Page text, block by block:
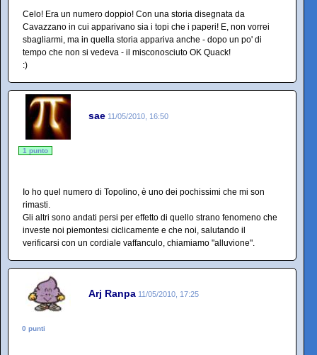
Celo! Era un numero doppio! Con una storia disegnata da
Cavazzano in cui apparivano sia i topi che i paperi! E, non vorrei
sbagliarmi, ma in quella storia appariva anche - dopo un po' di
tempo che non si vedeva - il misconosciuto OK Quack!
:)
sae 11/05/2010, 16:50
1 punto
Io ho quel numero di Topolino, è uno dei pochissimi che mi son
rimasti.
Gli altri sono andati persi per effetto di quello strano fenomeno che
investe noi piemontesi ciclicamente e che noi, salutando il
verificarsi con un cordiale vaffanculo, chiamiamo "alluvione".
Arj Ranpa 11/05/2010, 17:25
0 punti